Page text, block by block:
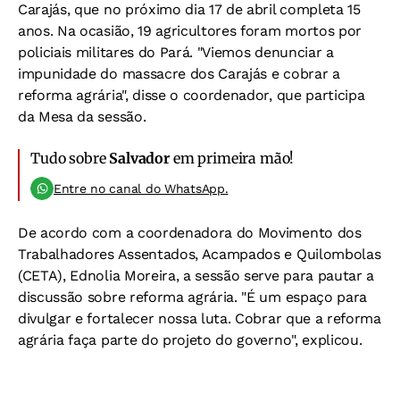
Carajás, que no próximo dia 17 de abril completa 15
anos. Na ocasião, 19 agricultores foram mortos por
policiais militares do Pará. "Viemos denunciar a
impunidade do massacre dos Carajás e cobrar a
reforma agrária", disse o coordenador, que participa
da Mesa da sessão.
Tudo sobre Salvadorem primeira mão!
Entre no canal do WhatsApp.
De acordo com a coordenadora do Movimento dos
Trabalhadores Assentados, Acampados e Quilombolas
(CETA), Ednolia Moreira, a sessão serve para pautar a
discussão sobre reforma agrária. "É um espaço para
divulgar e fortalecer nossa luta. Cobrar que a reforma
agrária faça parte do projeto do governo", explicou.